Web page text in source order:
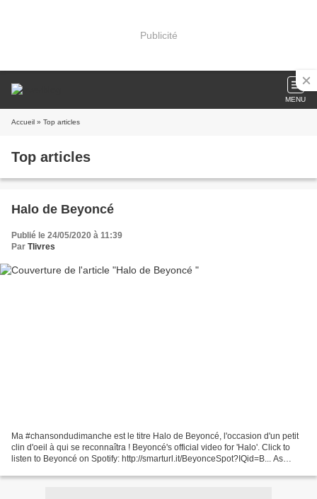
Publicité
MENU
Accueil » Top articles
Top articles
Halo de Beyoncé
Publié le 24/05/2020 à 11:39
Par Tlivres
Ma #chansondudimanche est le titre Halo de Beyoncé, l'occasion d'un petit
clin d'oeil à qui se reconnaîtra ! Beyoncé's official video for 'Halo'. Click to
listen to Beyoncé on Spotify: http://smarturl.it/BeyonceSpot?IQid=B... As